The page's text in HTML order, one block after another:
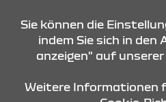
Sie können die
indem Sie sich in
anzeigen" auf
Weitere Informationen